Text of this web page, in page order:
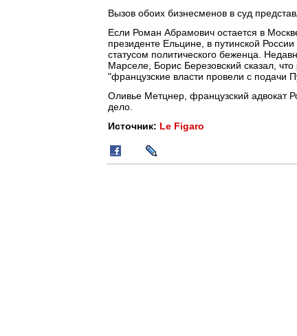
Вызов обоих бизнесменов в суд
Если Роман Абрамович остается в
президенте Ельцине, в путинской
статусом политического беженца.
Марселе, Борис Березовский сказал,
"французские власти провели с подачи
Оливье Метцнер, французский адвокат
дело.
Источник: Le Figaro